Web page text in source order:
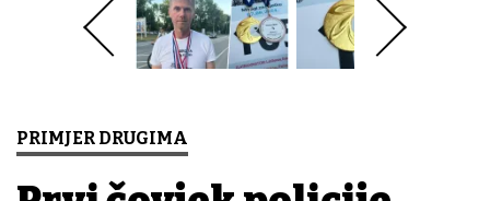
PRIMJER DRUGIMA